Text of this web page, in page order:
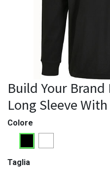
Build Your Brand
Long Sleeve
Colore
Taglia